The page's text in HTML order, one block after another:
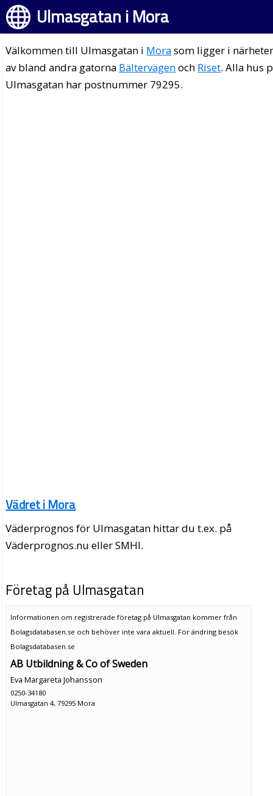
Ulmasgatan i Mora
Välkommen till Ulmasgatan i Morasom ligger i
av bland andra gatorna Bältervägenoch Riset. Alla hus
Ulmasgatan har postnummer 79295.
Vädret i Mora
Väderprognos för Ulmasgatan hittar du t.ex. på
Väderprognos.nu eller SMHI.
Företag på Ulmasgatan
Informationen om registrerade företag på Ulmasgatan kommer från
Bolagsdatabasen.se och behöver inte vara aktuell. För ändring besök
Bolagsdatabasen.se
AB Utbildning & Co of Sweden
Eva Margareta Johansson
0250-34180
Ulmasgatan 4, 79295 Mora